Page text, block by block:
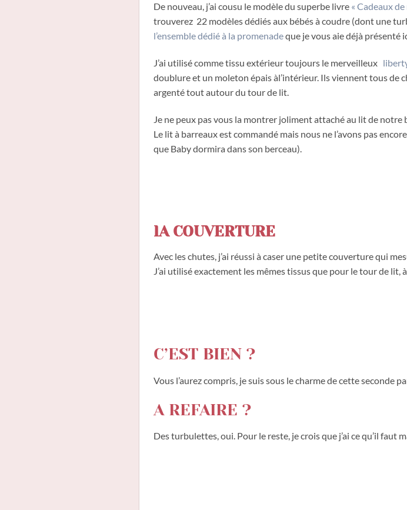
De nouveau, j’ai cousu le modèle du superbe livre « Cadeaux
trouverez 22 modèles dédiés aux bébés à coudre (dont une
l’ensemble dédié à la promenadeque je vous aie déjà présenté
J’ai utilisé comme tissu extérieur toujours le merveilleux
doublure et un moleton épais àl’intérieur. Ils viennent tous de
argenté tout autour du tour de lit.
Je ne peux pas vous la montrer joliment attaché au lit de notre
Le lit à barreaux est commandé mais nous ne l’avons pas
que Baby dormira dans son berceau).
lA COUVERTURE
Avec les chutes, j’ai réussi à caser une petite couverture qui
J’ai utilisé exactement les mêmes tissus que pour le tour de
C’EST BIEN ?
Vous l’aurez compris, je suis sous le charme de cette seconde
A REFAIRE ?
Des turbulettes, oui. Pour le reste, je crois que j’ai ce qu’il faut